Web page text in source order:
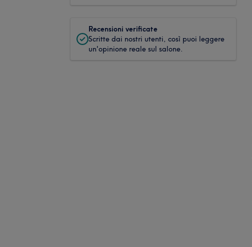
Recensioni verificate
Scritte dai nostri utenti, così puoi leggere
un'opinione reale sul salone.